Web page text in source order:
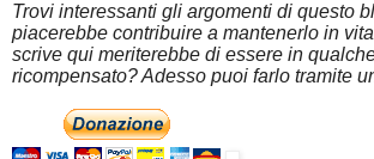
Trovi interessanti gli argomenti di questo
piacerebbe contribuire a mantenerlo in
scrive qui meriterebbe di essere in
ricompensato? Adesso puoi farlo tramite